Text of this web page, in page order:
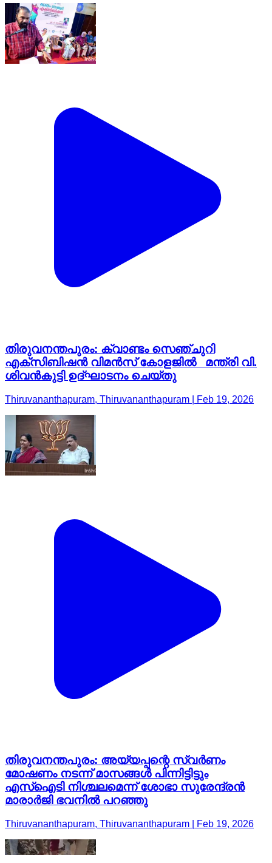
തിരുവനന്തപുരം: ക്വാണ്ടം സെഞ്ചുറി
എക്സിബിഷൻ വിമൻസ് കോളജിൽ മന്ത്രി വി.
ശിവൻകുട്ടി ഉദ്ഘാടനം ചെയ്തു
Thiruvananthapuram, Thiruvananthapuram | Feb 19, 2026
തിരുവനന്തപുരം: അയ്യപ്പന്റെ സ്വർണം
മോഷണം നടന്ന് മാസങ്ങൾ പിന്നിട്ടിട്ടും
എസ്ഐടി നിശ്ചലമെന്ന് ശോഭാ സുരേന്ദ്രൻ
മാരാർജി ഭവനിൽ പറഞ്ഞു
Thiruvananthapuram, Thiruvananthapuram | Feb 19, 2026